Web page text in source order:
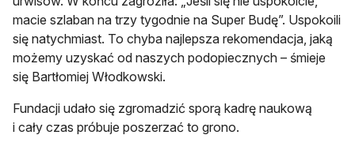
macie szlaban na trzy tygodnie na Super Budę”. Uspokoili
się natychmiast. To chyba najlepsza rekomendacja, jaką
możemy uzyskać od naszych podopiecznych – śmieje
się Bartłomiej Włodkowski.
Fundacji udało się zgromadzić sporą kadrę naukową
i cały czas próbuje poszerzać to grono.